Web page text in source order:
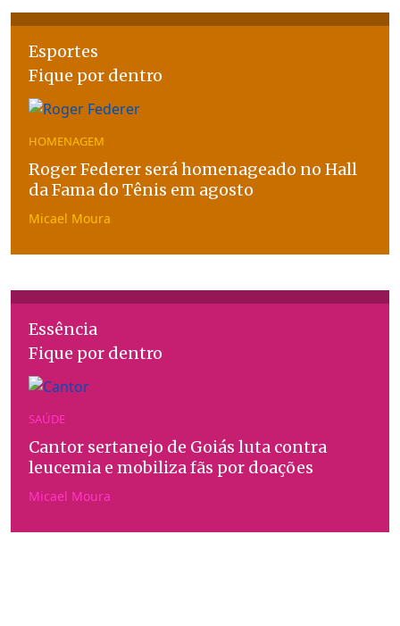
Esportes
Fique por dentro
HOMENAGEM
Roger Federer será homenageado no Hall
da Fama do Tênis em agosto
Micael Moura
Essência
Fique por dentro
SAÚDE
Cantor sertanejo de Goiás luta contra
leucemia e mobiliza fãs por doações
Micael Moura